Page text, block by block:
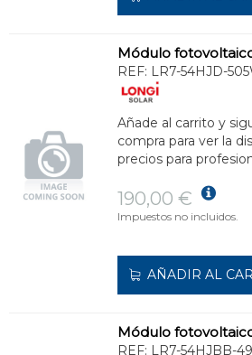
REF: LR7-54HJD-
Añade al carrito y
compra para ver la
precios para
190,00 €
Impuestos no incluidos.
AÑADIR AL
REF: LR7-54HJBB-